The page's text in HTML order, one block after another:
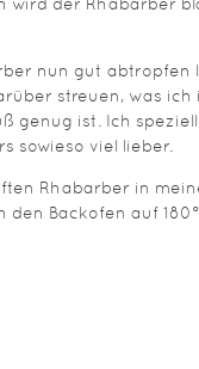
nun gut abtropfen
streuen, was
genug ist. Ich
sowieso viel lieber.
Rhabarber in
den Backofen auf